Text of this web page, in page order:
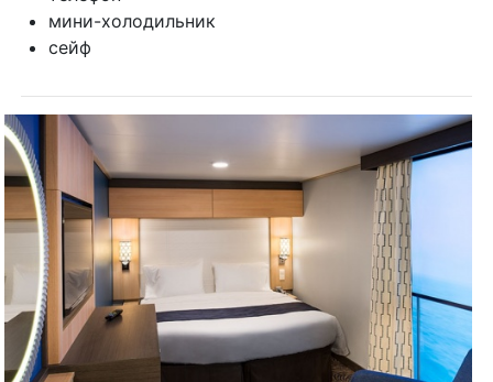
мини-холодильник
сейф